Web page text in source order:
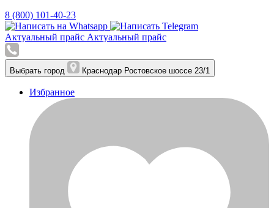
8 (800) 101-40-23
Актуальный прайс Актуальный прайс
Выбрать город Краснодар Ростовское шоссе 23/1
Избранное